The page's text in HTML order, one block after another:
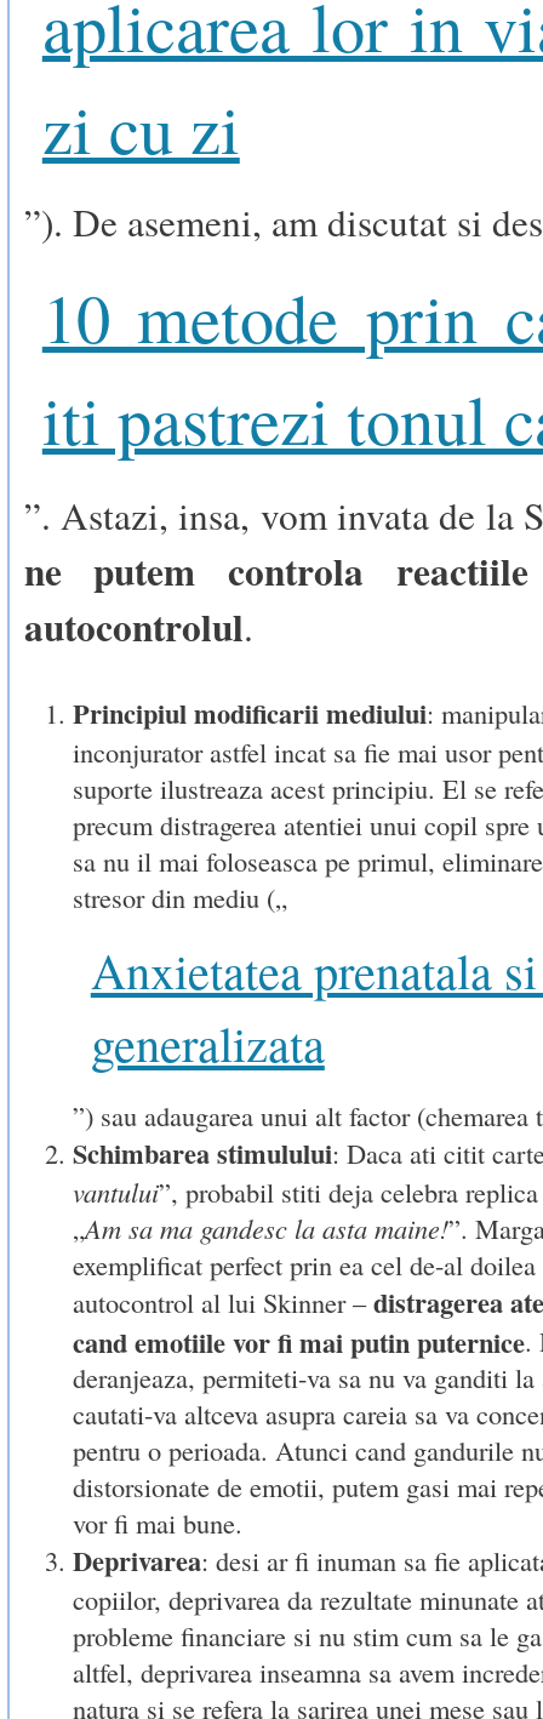
aplicarea lor in
zi cu zi
”). De asemeni, am discutat si
10 metode prin
iti pastrezi tonul
”. Astazi, insa, vom invata de la
ne putem controla
autocontrolul.
Principiul modificarii mediului:
inconjurator astfel incat sa fie mai usor
suporte ilustreaza acest principiu. El se
precum distragerea atentiei unui copil spre
sa nu il mai foloseasca pe primul,
stresor din mediu („
Anxietatea prenatala
generalizata
”) sau adaugarea unui alt factor (chemarea
Schimbarea stimulului: Daca ati citit
vantului”, probabil stiti deja celebra
„Am sa ma gandesc la asta maine!”.
exemplificat perfect prin ea cel de-al
autocontrol al lui Skinner –distragerea
cand emotiile vor fi mai putin puternice.
deranjeaza, permiteti-va sa nu va ganditi
cautati-va altceva asupra careia sa va
pentru o perioada. Atunci cand gandurile
distorsionate de emotii, putem gasi mai
vor fi mai bune.
Deprivarea: desi ar fi inuman sa fie
copiilor, deprivarea da rezultate minunate
probleme financiare si nu stim cum sa le
altfel, deprivarea inseamna sa avem
natura si se refera la sarirea unei mese